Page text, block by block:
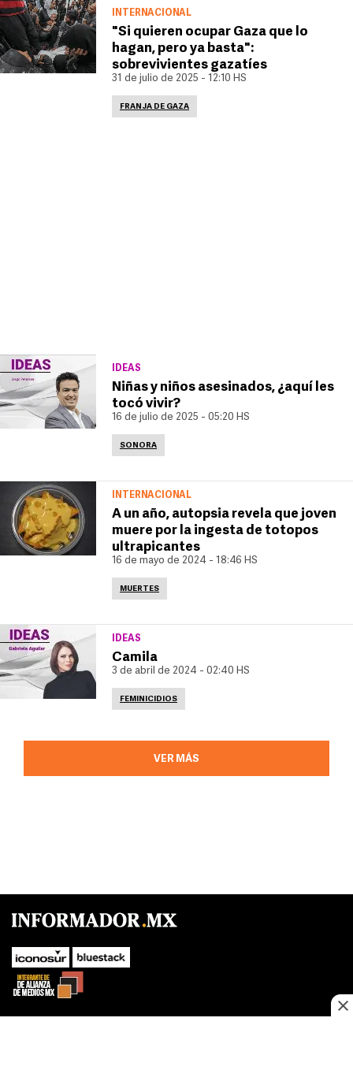
INTERNACIONAL
"Si quieren ocupar Gaza que lo
hagan, pero ya basta":
sobrevivientes gazatíes
31 de julio de 2025 - 12:10 HS
FRANJA DE GAZA
IDEAS
Niñas y niños asesinados, ¿aquí les
tocó vivir?
16 de julio de 2025 - 05:20 HS
SONORA
INTERNACIONAL
A un año, autopsia revela que joven
muere por la ingesta de totopos
ultrapicantes
16 de mayo de 2024 - 18:46 HS
MUERTES
IDEAS
Camila
3 de abril de 2024 - 02:40 HS
FEMINICIDIOS
VER MÁS